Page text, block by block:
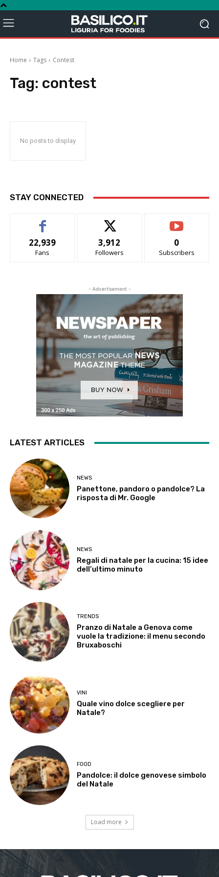
Home Tags Contest
Tag: contest
No posts to display
STAY CONNECTED
22,939
Fans
3,912
Followers
0
Subscribers
- Advertisement -
LATEST ARTICLES
NEWS
Panettone, pandoro o pandolce? La
risposta di Mr. Google
NEWS
Regali di natale per la cucina: 15 idee
dell’ultimo minuto
TRENDS
Pranzo di Natale a Genova come
vuole la tradizione: il menu secondo
Bruxaboschi
VINI
Quale vino dolce scegliere per
Natale?
FOOD
Pandolce: il dolce genovese simbolo
del Natale
Load more